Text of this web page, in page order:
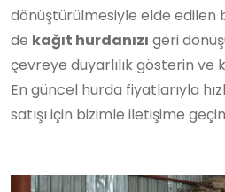
dönüştürülmesiyle elde edilen
de kağıt hurdanızı geri
çevreye duyarlılık gösterin ve
En güncel hurda fiyatlarıyla
satışı için bizimle iletişime